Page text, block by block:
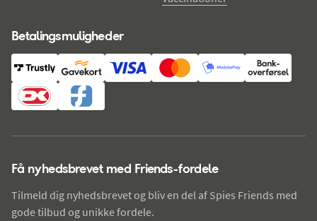
Betalingsmuligheder
Få nyhedsbrevet med Friends-fordele
Tilmeld dig nyhedsbrevet og bliv en del af Spies Friends med
gode tilbud og unikke fordele.